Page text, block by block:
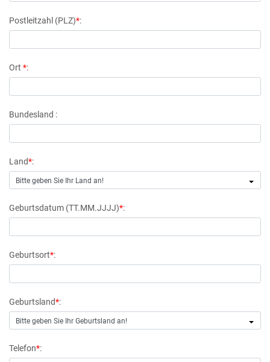
Postleitzahl (PLZ)*:
Ort *:
Bundesland :
Land*:
Bitte geben Sie Ihr Land an!
Geburtsdatum (TT.MM.JJJJ)*:
Geburtsort*:
Geburtsland*:
Bitte geben Sie Ihr Geburtsland an!
Telefon*: